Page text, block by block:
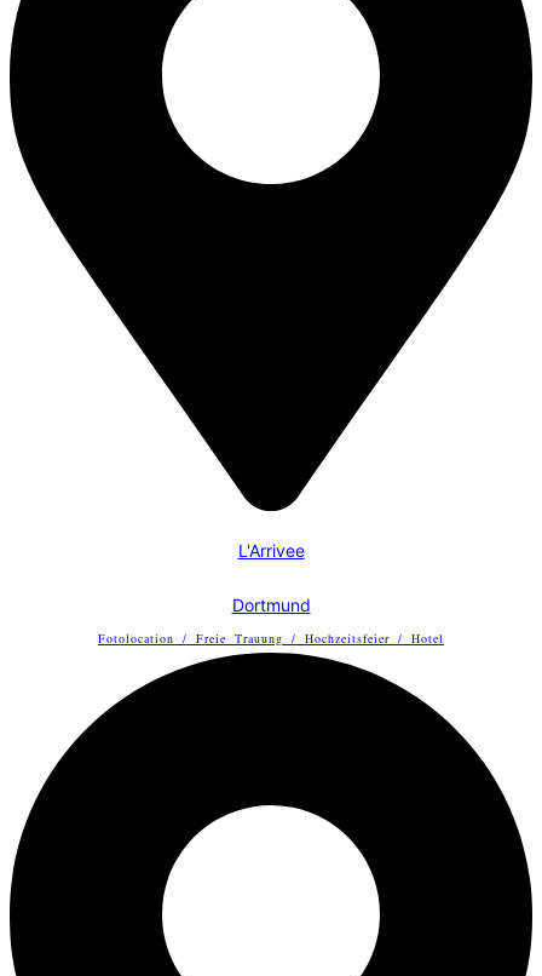
L'Arrivee
Dortmund
Fotolocation / Freie Trauung / Hochzeitsfeier / Hotel